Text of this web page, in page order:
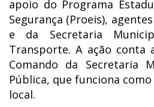
apoio do Programa
Segurança (Proeis),
e da Secretaria
Transporte. A ação conta
Comando da Secretaria
Pública, que funciona
local.